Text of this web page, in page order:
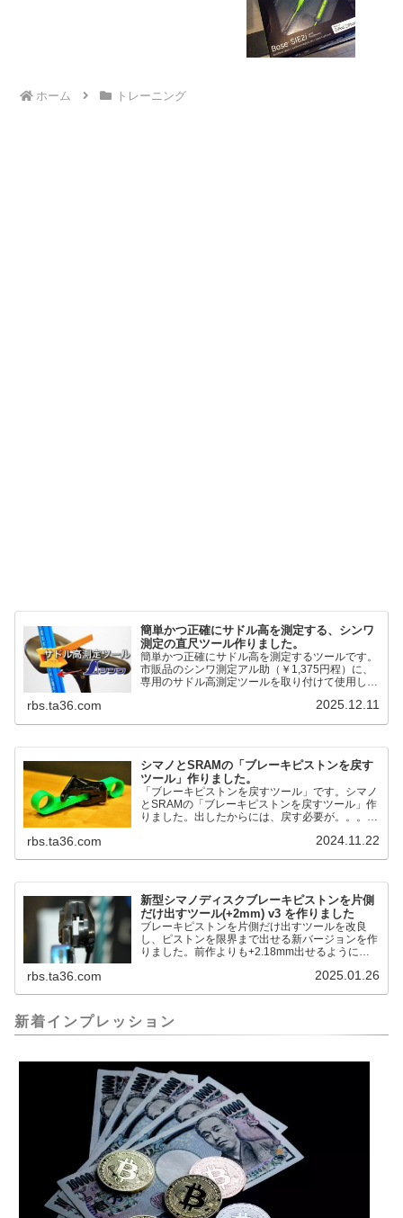
ホーム トレーニング
簡単かつ正確にサドル高を測定する、シンワ
測定の直尺ツール作りました。
簡単かつ正確にサドル高を測定するツールです。
市販品のシンワ測定アル助（￥1,375円程）に、
専用のサドル高測定ツールを取り付けて使用しま
るようになりました。シンワ測定(Shinwa
Sokutei)￥1,375Amazon.c...
rbs.ta36.com 2025.12.11
シマノとSRAMの「ブレーキピストンを戻す
ツール」作りました。
「ブレーキピストンを戻すツール」です。シマノ
とSRAMの「ブレーキピストンを戻すツール」作
りました。出したからには、戻す必要が。。。で
だと。。。▶「ブレーキピストンを戻すツール」
るのかというと、出ているピス...
rbs.ta36.com 2024.11.22
新型シマノディスクブレーキピストンを片側
だけ出すツール(+2mm) v3 を作りました
ブレーキピストンを片側だけ出すツールを改良
し、ピストンを限界まで出せる新バージョンを作
りました。前作よりも+2.18mm出せるようにな
って、オイル漏れするまで試しました。最も安全
ましたが、ギリギリまで攻めてますのでピストン
内部の汚れをさらに掃除できると思います。前作
rbs.ta36.com 2025.01.26
新着インプレッション